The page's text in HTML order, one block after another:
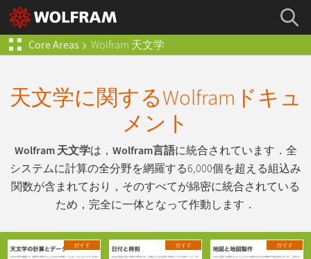
Core Areas Wolfram 天文学
天文学に関するWolframドキュ
メント
Wolfram 天文学は， Wolfram言語に統合されています．全
システムに計算の全分野を網羅する6,000個を超える組込み
関数が含まれており，そのすべてが綿密に統合されている
ため，完全に一体となって作動します．
ガイド ガイド ガイド